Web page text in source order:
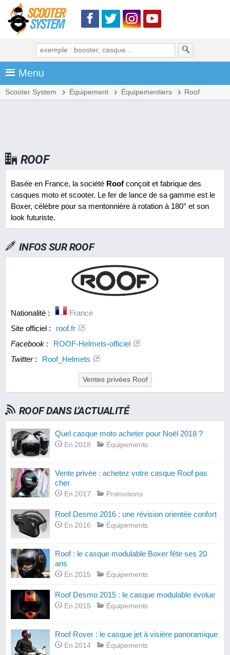
Menu
Scooter System Équipement Équipementiers Roof
ROOF
Basée en France, la société Roof conçoit et fabrique des
casques moto et scooter. Le fer de lance de sa gamme est le
Boxer, célèbre pour sa mentonnière à rotation à 180° et son
look futuriste.
INFOS SURROOF
Nationalité :
France
Site officiel :
roof.fr
Facebook :
ROOF-Helmets-officiel
Twitter: Roof_Helmets
Ventes privées Roof
ROOF DANS L'ACTUALITÉ
Quel casque moto acheter pour Noël 2018 ?
En 2018 Équipements
Vente privée : achetez votre casque Roof pas
cher
En 2017 Promotions
Roof Desmo 2016 : une révision orientée confort
En 2016 Équipements
Roof : le casque modulable Boxer fête ses 20
ans
En 2015 Équipements
Roof Desmo 2015 : le casque modulable évolue
En 2015 Équipements
Roof Rover : le casque jet à visière panoramique
En 2014 Équipements